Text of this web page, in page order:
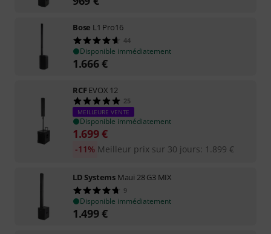
Bose L1 Pro16
44
Disponible immédiatement
1.666€
RCFEVOX 12
25
MEILLEURE VENTE
Disponible immédiatement
1.699€
Meilleur prix sur 30 jours: 1.899 €
-11%
LD Systems Maui 28 G3 MIX
9
Disponible immédiatement
1.499€